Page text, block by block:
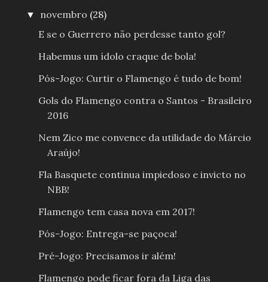
▼ novembro (28)
E se o Guerrero não perdesse tanto gol?
Habemus um ídolo craque de bola!
Pós-Jogo: Curtir o Flamengo é tudo de bom!
Gols do Flamengo contra o Santos - Brasileiro
2016
Nem Zico me convence da utilidade do Márcio
Araújo!
Fla Basquete continua impiedoso e invicto no
NBB!
Flamengo tem casa nova em 2017!
Pós-Jogo: Entrega-se paçoca!
Pré-Jogo: Precisamos ir além!
Flamengo pode ficar fora da Liga das